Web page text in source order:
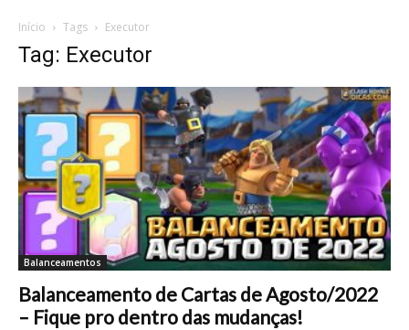
Início Tags Executor
Tag: Executor
Balanceamentos
Balanceamento de Cartas de Agosto/2022
– Fique pro dentro das mudanças!